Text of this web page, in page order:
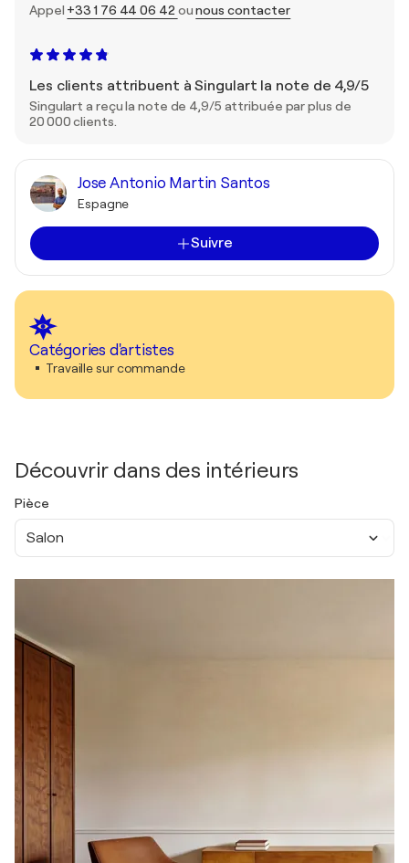
Appel +33 1 76 44 06 42 ounous contacter
Les clients attribuent à Singulart la note de 4,9/5
Singulart a reçu la note de 4,9/5 attribuée par plus de
20 000 clients.
Jose Antonio Martin Santos
Espagne
Suivre
Catégories d'artistes
Travaille sur commande
Découvrir dans des intérieurs
Pièce
Salon